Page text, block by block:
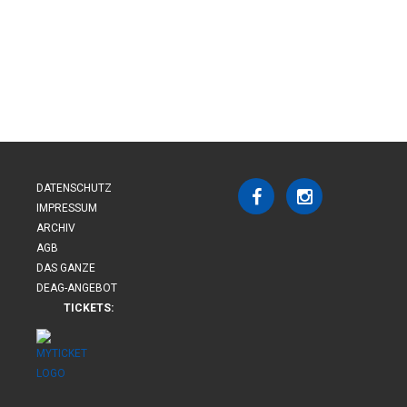
DATENSCHUTZ
IMPRESSUM
ARCHIV
AGB
DAS GANZE
DEAG-ANGEBOT
TICKETS: